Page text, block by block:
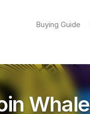
Buying Guide
Whale